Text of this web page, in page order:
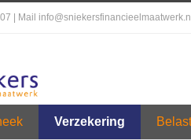
| Mail info@sniekersfinancieelmaatwerk.nl
Verzekering